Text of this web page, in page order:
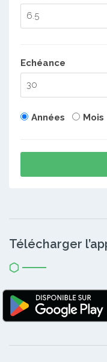
Echéance
Années Mois
Télécharger